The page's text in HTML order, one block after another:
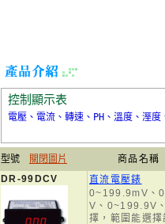
控制顯示表
電壓、電流、轉速、PH、溫度、溼
型號 關閉圖片
商品名稱
DR-99DCV
直流電壓錶
0~199.9mV、
V、0~199.9V
擇，範圍能選